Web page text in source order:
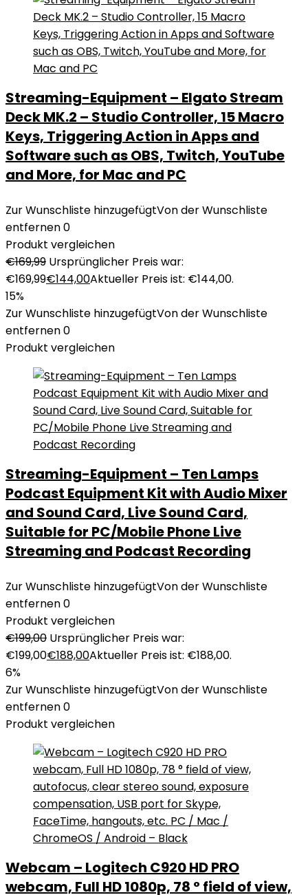
Streaming-Equipment – Elgato Stream
Deck MK.2 – Studio Controller, 15 Macro
Keys, Triggering Action in Apps and
Software such as OBS, Twitch, YouTube
and More, for Mac and PC
Zur Wunschliste hinzugefügtVon der Wunschliste
entfernen0
Produkt vergleichen
€169,99 Ursprünglicher Preis war:
€169,99€144,00Aktueller Preis ist: €144,00.
15%
Zur Wunschliste hinzugefügtVon der Wunschliste
entfernen0
Produkt vergleichen
Streaming-Equipment – Ten Lamps
Podcast Equipment Kit with Audio Mixer
and Sound Card, Live Sound Card,
Suitable for PC/Mobile Phone Live
Streaming and Podcast Recording
Zur Wunschliste hinzugefügtVon der Wunschliste
entfernen0
Produkt vergleichen
€199,00 Ursprünglicher Preis war:
€199,00€188,00Aktueller Preis ist: €188,00.
6%
Zur Wunschliste hinzugefügtVon der Wunschliste
entfernen0
Produkt vergleichen
Webcam – Logitech C920 HD PRO
webcam, Full HD 1080p, 78 ° field of view,